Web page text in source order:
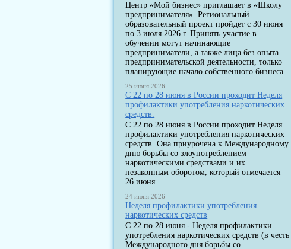
Центр «Мой бизнес» приглашает в «Школу
предпринимателя». Региональный
образовательный проект пройдет с 30 июня
по 3 июля 2026 г. Принять участие в
обучении могут начинающие
предприниматели, а также лица без опыта
предпринимательской деятельности, только
планирующие начало собственного бизнеса.
25 июня 2026
С 22 по 28 июня в России проходит Неделя
профилактики употребления наркотических
средств.
С 22 по 28 июня в России проходит Неделя
профилактики употребления наркотических
средств. Она приурочена к Международному
дню борьбы со злоупотреблением
наркотическими средствами и их
незаконным оборотом, который отмечается
26 июня.
24 июня 2026
Неделя профилактики употребления
наркотических средств
С 22 по 28 июня - Неделя профилактики
употребления наркотических средств (в честь
Международного дня борьбы со